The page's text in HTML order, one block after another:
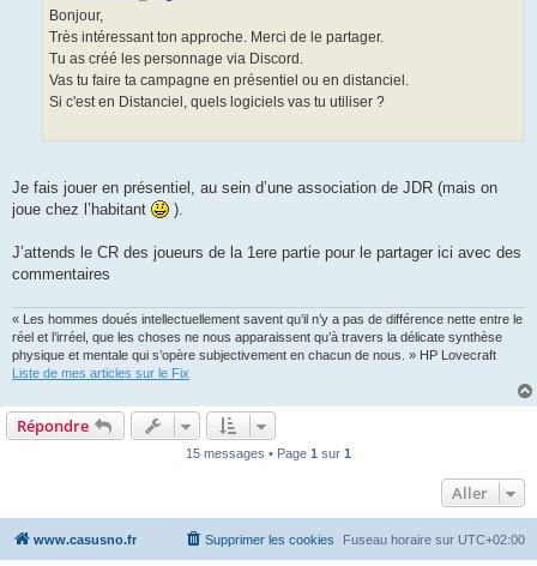
Bonjour,
Très intéressant ton approche. Merci de le partager.
Tu as créé les personnage via Discord.
Vas tu faire ta campagne en présentiel ou en distanciel.
Si c'est en Distanciel, quels logiciels vas tu utiliser ?
Je fais jouer en présentiel, au sein d’une association de JDR (mais on
joue chez l’habitant
).
J’attends le CR des joueurs de la 1ere partie pour le partager ici avec des
commentaires
« Les hommes doués intellectuellement savent qu’il n’y a pas de différence nette entre le
réel et l’irréel, que les choses ne nous apparaissent qu’à travers la délicate synthèse
physique et mentale qui s’opère subjectivement en chacun de nous. » HP Lovecraft
Liste de mes articles sur le Fix
Répondre
15 messages • Page 1 sur 1
Aller
www.casusno.fr Fuseau horaire sur UTC+02:00
Supprimer les cookies